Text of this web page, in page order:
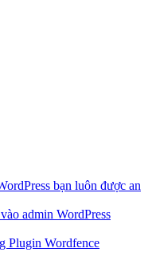
bạn luôn được an
admin WordPress
Plugin Wordfence